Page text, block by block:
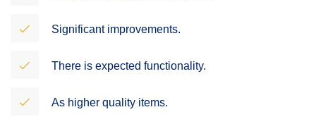
Significant improvements.
There is expected functionality.
As higher quality items.